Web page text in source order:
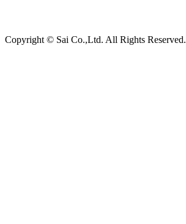
Copyright © Sai Co.,Ltd. All Rights Reserved.